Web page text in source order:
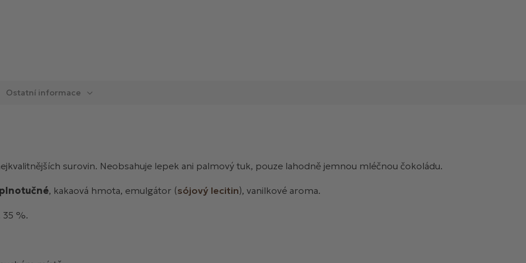
Ostatní informace
surovin. Neobsahuje lepek ani palmový tuk, pouze lahodně jemnou mléčnou čokoládu.
, kakaová hmota, emulgátor (sójový lecitin), vanilkové aroma.
35 %.